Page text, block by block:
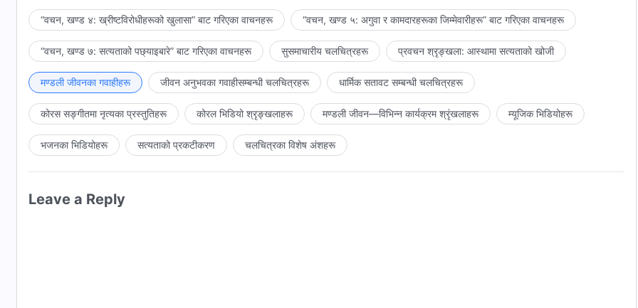
“वचन, खण्ड ४: ख्रीष्टविरोधीहरूको खुलासा” बाट गरिएका वाचनहरू “वचन, खण्ड ५: अगुवा र कामदारहरूका जिम्‍मेवारीहरू” बाट गरिएका वाचनहरू
“वचन, खण्ड ७: सत्यताको पछ्याइबारे” बाट गरिएका वाचनहरू सुसमाचारीय चलचित्रहरू प्रवचन श्रृङ्खला: आस्थामा सत्यताको खोजी
मण्डली जीवनका गवाहीहरू जीवन अनुभवका गवाहीसम्‍बन्धी चलचित्रहरू धार्मिक सतावट सम्‍बन्धी चलचित्रहरू
कोरस सङ्गीतमा नृत्यका प्रस्तुतिहरू कोरल भिडियो श्रृङ्खलाहरू मण्डली जीवन—विभिन्‍न कार्यक्रम श्रृंखलाहरू म्यूजिक भिडियोहरू
भजनका भिडियोहरू सत्यताको प्रकटीकरण चलचित्रका विशेष अंशहरू
Leave a Reply